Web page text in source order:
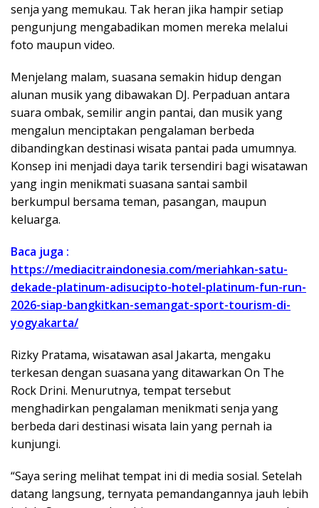
senja yang memukau. Tak heran jika hampir setiap
pengunjung mengabadikan momen mereka melalui
foto maupun video.
Menjelang malam, suasana semakin hidup dengan
alunan musik yang dibawakan DJ. Perpaduan antara
suara ombak, semilir angin pantai, dan musik yang
mengalun menciptakan pengalaman berbeda
dibandingkan destinasi wisata pantai pada umumnya.
Konsep ini menjadi daya tarik tersendiri bagi wisatawan
yang ingin menikmati suasana santai sambil
berkumpul bersama teman, pasangan, maupun
keluarga.
Baca juga :
https://mediacitraindonesia.com/meriahkan-satu-
dekade-platinum-adisucipto-hotel-platinum-fun-run-
2026-siap-bangkitkan-semangat-sport-tourism-di-
yogyakarta/
Rizky Pratama, wisatawan asal Jakarta, mengaku
terkesan dengan suasana yang ditawarkan On The
Rock Drini. Menurutnya, tempat tersebut
menghadirkan pengalaman menikmati senja yang
berbeda dari destinasi wisata lain yang pernah ia
kunjungi.
“Saya sering melihat tempat ini di media sosial. Setelah
datang langsung, ternyata pemandangannya jauh lebih